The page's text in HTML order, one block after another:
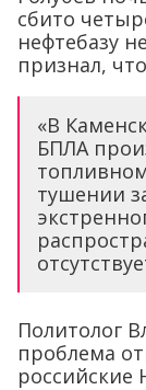
сбито
нефтебазу
признал,
«В
БПЛА
тушении
Политолог
проблема
российские